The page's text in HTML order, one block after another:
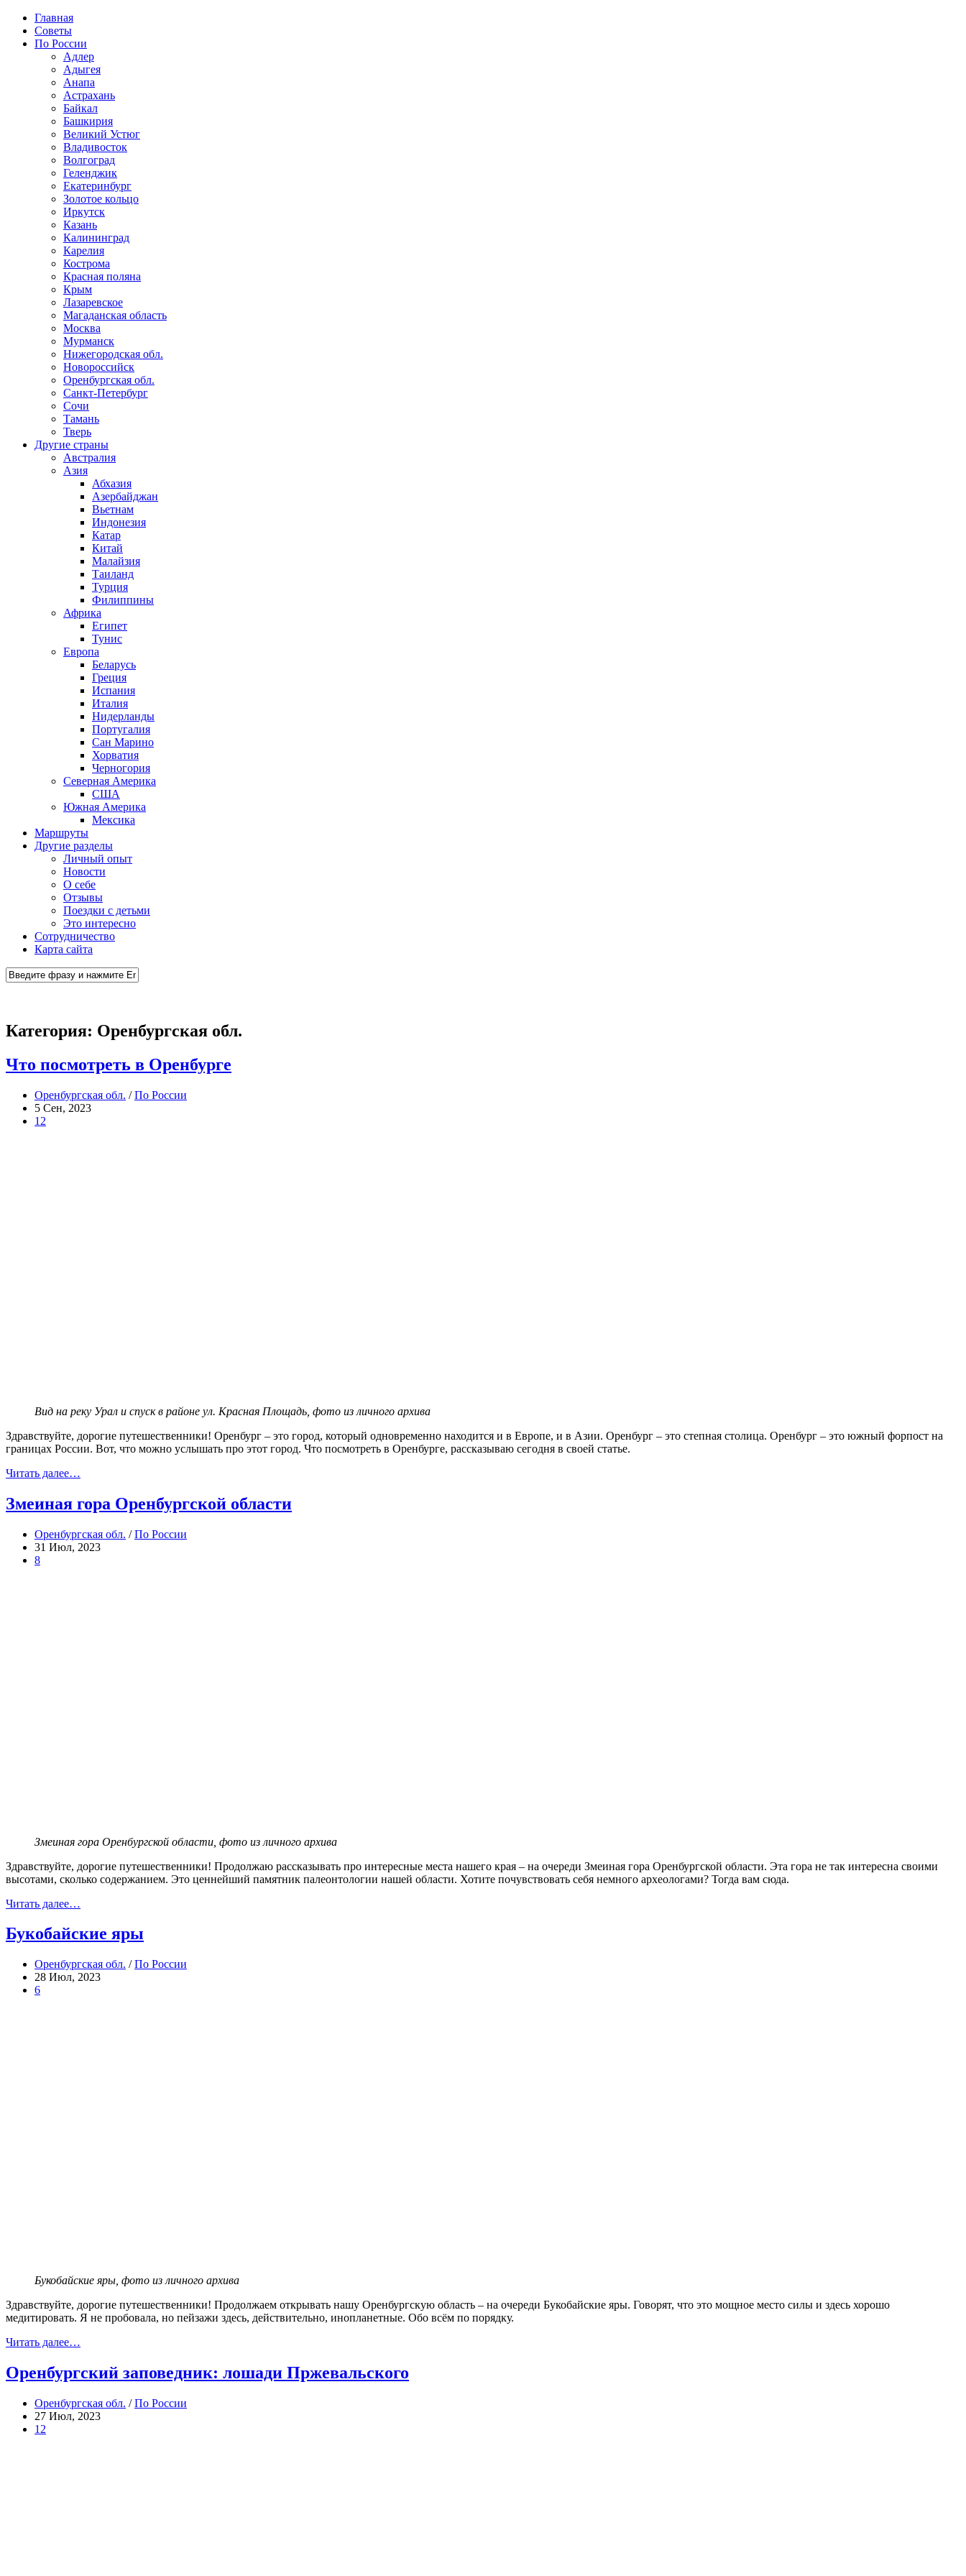
Главная
Советы
По России
Адлер
Адыгея
Анапа
Астрахань
Байкал
Башкирия
Великий Устюг
Владивосток
Волгоград
Геленджик
Екатеринбург
Золотое кольцо
Иркутск
Казань
Калининград
Карелия
Кострома
Красная поляна
Крым
Лазаревское
Магаданская область
Москва
Мурманск
Нижегородская обл.
Новороссийск
Оренбургская обл.
Санкт-Петербург
Сочи
Тамань
Тверь
Другие страны
Австралия
Азия
Абхазия
Азербайджан
Вьетнам
Индонезия
Катар
Китай
Малайзия
Таиланд
Турция
Филиппины
Африка
Египет
Тунис
Европа
Беларусь
Греция
Испания
Италия
Нидерланды
Португалия
Сан Марино
Хорватия
Черногория
Северная Америка
США
Южная Америка
Мексика
Маршруты
Другие разделы
Личный опыт
Новости
О себе
Отзывы
Поездки с детьми
Это интересно
Сотрудничество
Карта сайта
Категория: Оренбургская обл.
Что посмотреть в Оренбурге
Оренбургская обл. /По России
5 Сен, 2023
12
Вид на реку Урал и спуск в районе ул. Красная Площадь, фото из личного архива
Здравствуйте, дорогие путешественники! Оренбург – это город, который одновременно находится и в Европе, и в Азии. Оренбург – это степная столица. Оренбург – это южный форпост на
границах России. Вот, что можно услышать про этот город. Что посмотреть в Оренбурге, рассказываю сегодня в своей статье.
Читать далее…
Змеиная гора Оренбургской области
Оренбургская обл. /По России
31 Июл, 2023
8
Змеиная гора Оренбургской области, фото из личного архива
Здравствуйте, дорогие путешественники! Продолжаю рассказывать про интересные места нашего края – на очереди Змеиная гора Оренбургской области. Эта гора не так интересна своими
высотами, сколько содержанием. Это ценнейший памятник палеонтологии нашей области. Хотите почувствовать себя немного археологами? Тогда вам сюда.
Читать далее…
Букобайские яры
Оренбургская обл. /По России
28 Июл, 2023
6
Букобайские яры, фото из личного архива
Здравствуйте, дорогие путешественники! Продолжаем открывать нашу Оренбургскую область – на очереди Букобайские яры. Говорят, что это мощное место силы и здесь хорошо
медитировать. Я не пробовала, но пейзажи здесь, действительно, инопланетные. Обо всём по порядку.
Читать далее…
Оренбургский заповедник: лошади Пржевальского
Оренбургская обл. /По России
27 Июл, 2023
12